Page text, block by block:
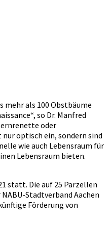
mehr als 100 Obstbäume
so Dr. Manfred
oder
optisch ein, sondern sind
wie auch Lebensraum für
Lebensraum bieten.
statt. Die auf 25 Parzellen
Stadtverband Aachen
Förderung von